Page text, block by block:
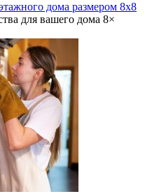
дома размером 8х8
для вашего дома 8×